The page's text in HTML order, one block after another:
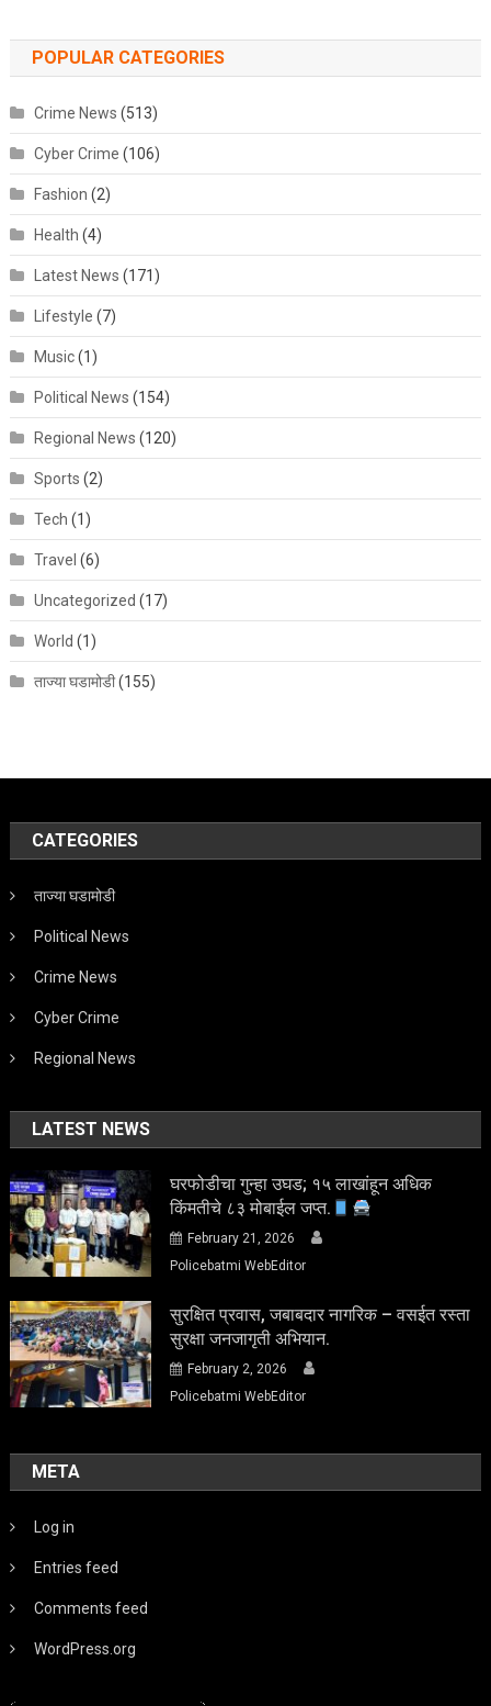
POPULAR CATEGORIES
Crime News (513)
Cyber Crime (106)
Fashion (2)
Health (4)
Latest News (171)
Lifestyle (7)
Music(1)
Political News (154)
Regional News (120)
Sports (2)
Tech (1)
Travel (6)
Uncategorized (17)
World (1)
ताज्या घडामोडी(155)
CATEGORIES
ताज्या घडामोडी
Political News
Crime News
Cyber Crime
Regional News
LATEST NEWS
घरफोडीचा गुन्हा उघड; १५ लाखांहून अधिक
किंमतीचे ८३ मोबाईल जप्त.
February 21, 2026
Policebatmi WebEditor
सुरक्षित प्रवास, जबाबदार नागरिक – वसईत रस्ता
सुरक्षा जनजागृती अभियान.
February 2, 2026
Policebatmi WebEditor
META
Log in
Entries feed
Comments feed
WordPress.org